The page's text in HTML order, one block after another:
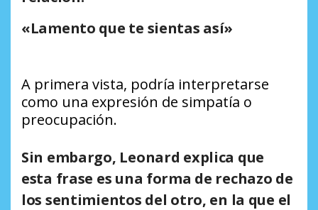
«Lamento que te sientas así»
A primera vista, podría interpretarse
como una expresión de simpatía o
preocupación.
Sin embargo, Leonard explica que
esta frase es una forma de rechazo de
los sentimientos del otro, en la que el